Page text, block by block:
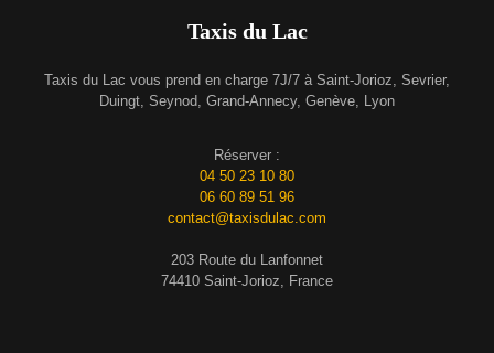
Taxis du Lac
Taxis du Lac vous prend en charge 7J/7 à Saint-Jorioz, Sevrier,
Duingt, Seynod, Grand-Annecy, Genève, Lyon
Réserver :
04 50 23 10 80
06 60 89 51 96
contact@taxisdulac.com
203 Route du Lanfonnet
74410 Saint-Jorioz, France